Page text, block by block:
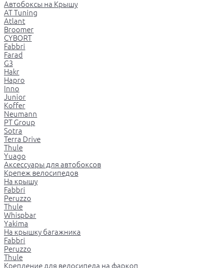
Автобоксы на Крышу
AT Tuning
Atlant
Broomer
CYBORT
Fabbri
Farad
G3
Hakr
Hapro
Inno
Junior
Koffer
Neumann
PT Group
Sotra
Terra Drive
Thule
Yuago
Аксессуары для автобоксов
Крепеж велосипедов
На крышу
Fabbri
Peruzzo
Thule
Whispbar
Yakima
На крышку багажника
Fabbri
Peruzzo
Thule
Крепление для велосипеда на фаркоп